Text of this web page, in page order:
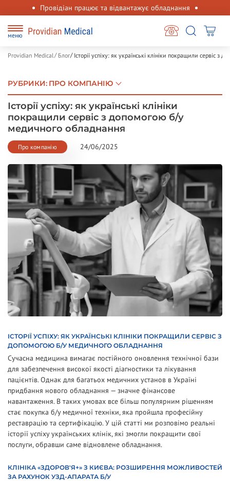
Провідіан працює та відвантажує обладнання
меню
Providian Medical Блог Історії успіху: як українські клініки покращили сервіс
РУБРИКИ: ПРО КОМПАНІЮ
Історії успіху: як українські клініки
покращили сервіс з допомогою б/у
медичного обладнання
Про компанію 24/06/2025
ІСТОРІЇ УСПІХУ: ЯК УКРАЇНСЬКІ КЛІНІКИ ПОКРАЩИЛИ СЕРВІС З
ДОПОМОГОЮ Б/У МЕДИЧНОГО ОБЛАДНАННЯ
Сучасна медицина вимагає постійного оновлення технічної бази
для забезпечення високої якості діагностики та лікування
пацієнтів. Однак для багатьох медичних установ в Україні
придбання нового обладнання — значне фінансове
навантаження. В таких умовах все більш популярним рішенням
стає покупка б/у медичної техніки, яка пройшла професійну
реставрацію та сертифікацію. У цій статті ми розповімо реальні
історії успіху українських клінік, які змогли покращити свої
послуги, обравши саме відновлене обладнання.
КЛІНІКА «ЗДОРОВ'Я+» З КИЄВА: РОЗШИРЕННЯ МОЖЛИВОСТЕЙ
ЗА РАХУНОК УЗД-АПАРАТА Б/У